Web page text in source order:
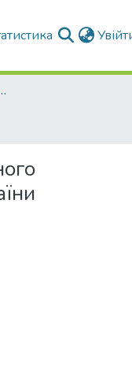
: магістрів, бакалаврів, аспірантів.